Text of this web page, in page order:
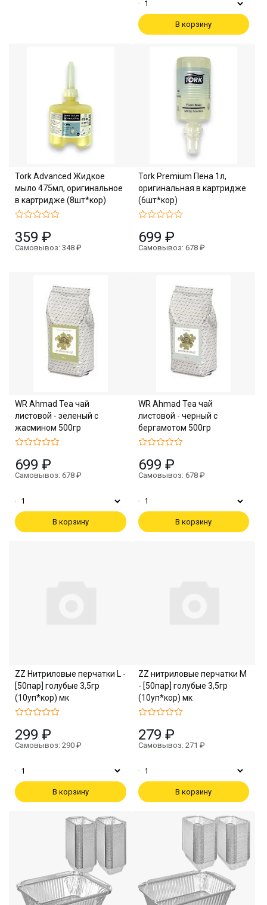
В корзину
Tork Advanced Жидкое
мыло 475мл, оригинальное
в картридже (8шт*кор)
359 ₽
Самовывоз: 348 ₽
Tork Premium Пена 1л,
оригинальная в картридже
(6шт*кор)
699 ₽
Самовывоз: 678 ₽
WR Ahmad Tea чай
листовой - зеленый с
жасмином 500гр
699 ₽
Самовывоз: 678 ₽
В корзину
WR Ahmad Tea чай
листовой - черный с
бергамотом 500гр
699 ₽
Самовывоз: 678 ₽
В корзину
ZZ Нитриловые перчатки L -
[50пар] голубые 3,5гр
(10уп*кор) мк
299 ₽
Самовывоз: 290 ₽
В корзину
ZZ нитриловые перчатки M
- [50пар] голубые 3,5гр
(10уп*кор) мк
279 ₽
Самовывоз: 271 ₽
В корзину